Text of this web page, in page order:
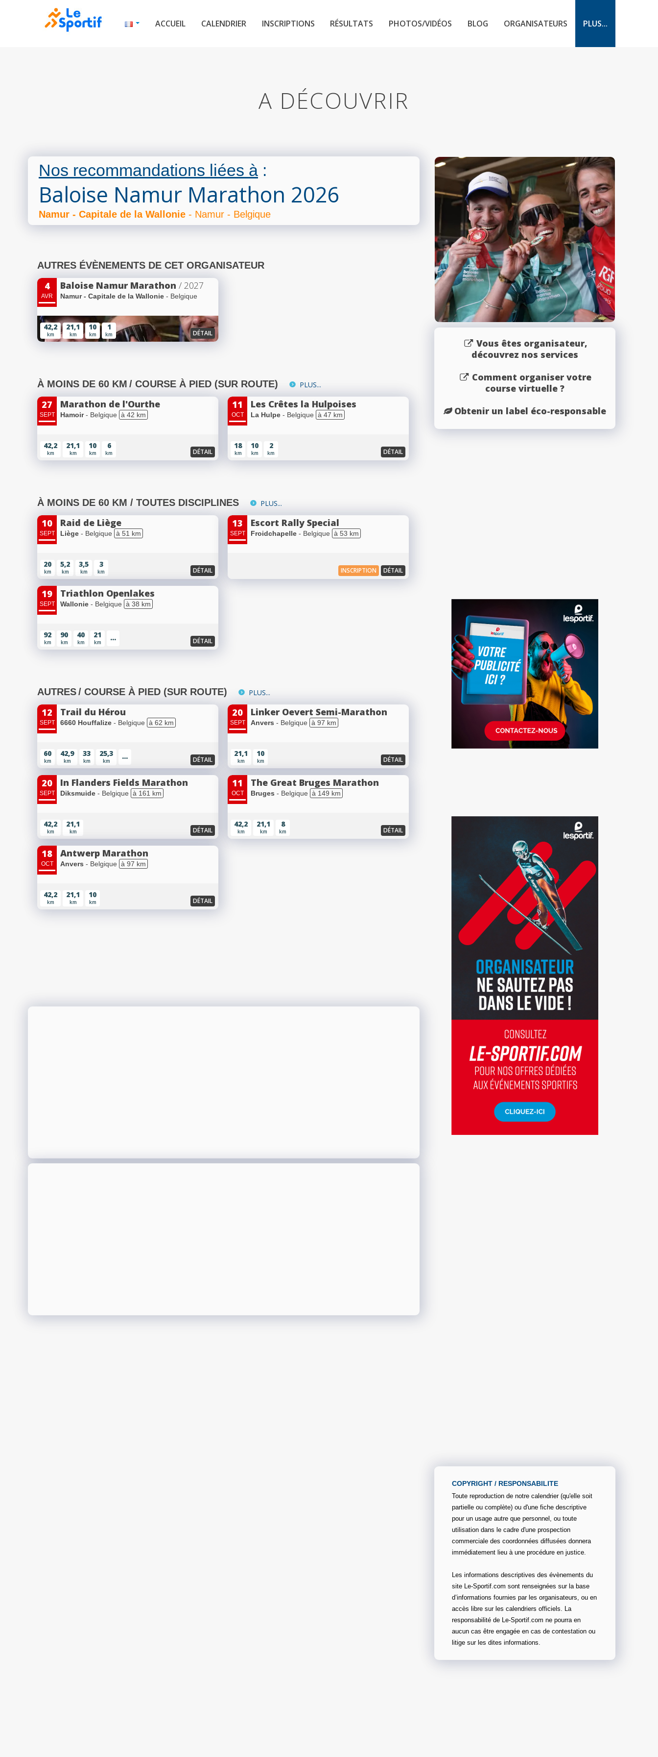
ACCUEIL CALENDRIER INSCRIPTIONS RÉSULTATS PHOTOS/VIDÉOS BLOG ORGANISATEURS PLUS...
A DÉCOUVRIR
Nos recommandations liées à :
Baloise Namur Marathon 2026
Namur - Capitale de la Wallonie - Namur - Belgique
AUTRES ÉVÈNEMENTS DE CET ORGANISATEUR
4
AVR
Baloise Namur Marathon / 2027
Namur - Capitale de la Wallonie - Belgique
42,2
km
21,1
km
10
km
1
km DÉTAIL
À MOINS DE 60 KM / COURSE À PIED (SUR ROUTE) PLUS...
27
SEPT
Marathon de l'Ourthe
Hamoir- Belgique à 42 km
42,2
km
21,1
km
10
km
6
km DÉTAIL
11
OCT
Les Crêtes la Hulpoises
La Hulpe - Belgique à 47 km
18
km
10
km
2
km DÉTAIL
À MOINS DE 60 KM / TOUTES DISCIPLINES PLUS...
10
SEPT
Raid de Liège
Liège - Belgique à 51 km
20
km
5,2
km
3,5
km
3
km DÉTAIL
13
SEPT
Escort Rally Special
Froidchapelle - Belgique à 53 km
INSCRIPTION DÉTAIL
19
SEPT
Triathlon Openlakes
Wallonie - Belgique à 38 km
92
km
90
km
40
km
21
km ... DÉTAIL
AUTRES/ COURSE À PIED (SUR ROUTE) PLUS...
12
SEPT
Trail du Hérou
6660 Houffalize - Belgique à 62 km
60
km
42,9
km
33
km
25,3
km ... DÉTAIL
20
SEPT
Linker Oevert Semi-Marathon
Anvers - Belgique à 97 km
21,1
km
10
km DÉTAIL
20
SEPT
In Flanders Fields Marathon
Diksmuide - Belgique à 161 km
42,2
km
21,1
km DÉTAIL
11
OCT
The Great Bruges Marathon
Bruges - Belgique à 149 km
42,2
km
21,1
km
8
km DÉTAIL
18
OCT
Antwerp Marathon
Anvers - Belgique à 97 km
42,2
km
21,1
km
10
km DÉTAIL
Vous êtes organisateur,
découvrez nos services
Comment organiser votre
course virtuelle ?
Obtenir un label éco-responsable
COPYRIGHT / RESPONSABILITE
Toute reproduction de notre calendrier (qu'elle soit
partielle ou complète) ou d'une fiche descriptive
pour un usage autre que personnel, ou toute
utilisation dans le cadre d'une prospection
commerciale des coordonnées diffusées donnera
immédiatement lieu à une procédure en justice.
Les informations descriptives des évènements du
site Le-Sportif.com sont renseignées sur la base
d’informations fournies par les organisateurs, ou en
accès libre sur les calendriers officiels. La
responsabilité de Le-Sportif.com ne pourra en
aucun cas être engagée en cas de contestation ou
litige sur les dites informations.